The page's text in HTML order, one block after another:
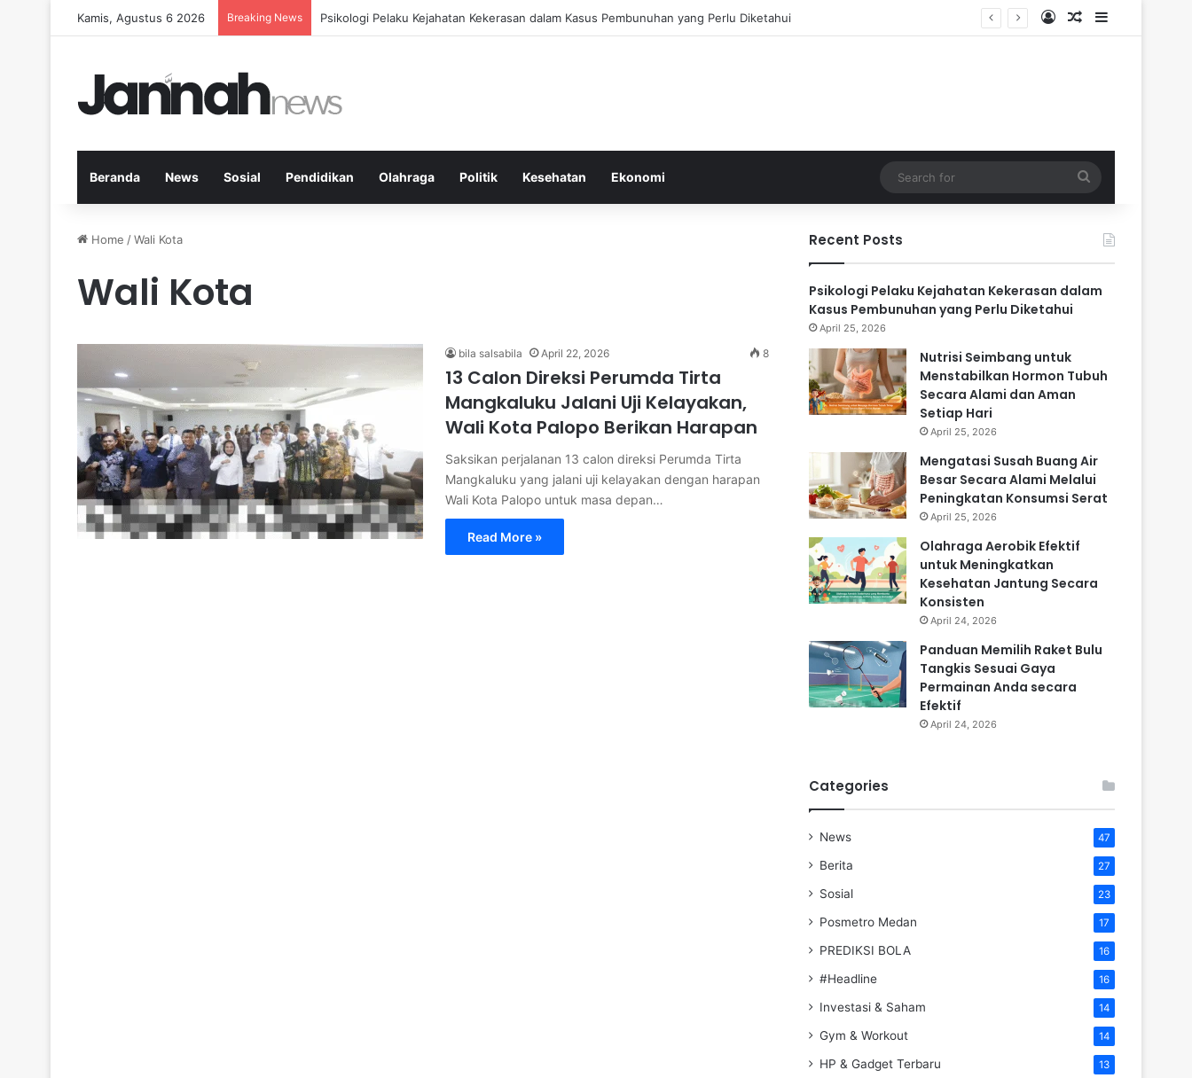
Kamis, Agustus 6 2026 Breaking News Nutrisi Seimbang untuk Menstabilkan Hormon Tubuh Secara Alami dan Aman Setiap Hari Log InRandom Article
Sidebar
Beranda News Sosial Pendidikan Olahraga Politik Kesehatan Ekonomi
for
Home /Wali Kota
Wali Kota
bila salsabila April 22, 2026 8
13 Calon Direksi Perumda Tirta
Mangkaluku Jalani Uji Kelayakan,
Wali Kota Palopo Berikan Harapan
Saksikan perjalanan 13 calon direksi Perumda Tirta
Mangkaluku yang jalani uji kelayakan dengan harapan
Wali Kota Palopo untuk masa depan…
Read More »
Recent Posts
Psikologi Pelaku Kejahatan Kekerasan dalam
Kasus Pembunuhan yang Perlu Diketahui
April 25, 2026
Nutrisi Seimbang untuk
Menstabilkan Hormon Tubuh
Secara Alami dan Aman
Setiap Hari
April 25, 2026
Mengatasi Susah Buang Air
Besar Secara Alami Melalui
Peningkatan Konsumsi Serat
April 25, 2026
Olahraga Aerobik Efektif
untuk Meningkatkan
Kesehatan Jantung Secara
Konsisten
April 24, 2026
Panduan Memilih Raket Bulu
Tangkis Sesuai Gaya
Permainan Anda secara
Efektif
April 24, 2026
Categories
News 47
Berita 27
Sosial 23
Posmetro Medan 17
PREDIKSI BOLA 16
#Headline 16
Investasi & Saham 14
Gym & Workout 14
HP & Gadget Terbaru 13